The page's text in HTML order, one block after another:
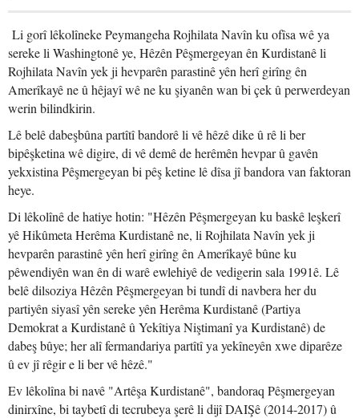
Li gorî lêkolîneke Peymangeha Rojhilata Navîn ku ofîsa wê ya
sereke li Washingtonê ye, Hêzên Pêşmergeyan ên Kurdistanê li
Rojhilata Navîn yek ji hevparên parastinê yên herî girîng ên
Amerîkayê ne û hêjayî wê ne ku şiyanên wan bi çek û perwerdeyan
werin bilindkirin.
Lê belê dabeşbûna partîtî bandorê li vê hêzê dike û rê li ber
bipêşketina wê digire, di vê demê de herêmên hevpar û gavên
yekxistina Pêşmergeyan bi pêş ketine lê dîsa jî bandora van faktoran
heye.
Di lêkolînê de hatiye hotin: "Hêzên Pêşmergeyan ku baskê leşkerî
yê Hikûmeta Herêma Kurdistanê ne, li Rojhilata Navîn yek ji
hevparên parastinê yên herî girîng ên Amerîkayê bûne ku
pêwendiyên wan ên di warê ewlehiyê de vedigerin sala 1991ê. Lê
belê dilsoziya Hêzên Pêşmergeyan bi tundî di navbera her du
partiyên siyasî yên sereke yên Herêma Kurdistanê (Partiya
Demokrat a Kurdistanê û Yekîtiya Niştimanî ya Kurdistanê) de
dabeş bûye; her alî fermandariya partîtî ya yekîneyên xwe diparêze
û ev jî rêgir e li ber vê hêzê."
Ev lêkolîna bi navê "Artêşa Kurdistanê", bandoraq Pêşmergeyan
dinirxîne, bi taybetî di tecrubeya şerê li dijî DAIŞê (2014-2017) û